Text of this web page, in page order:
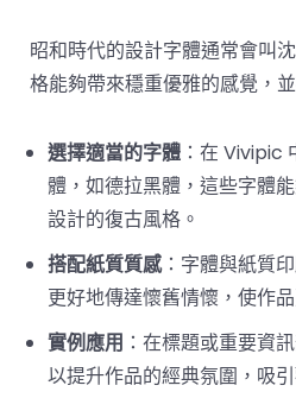
昭和時代的設計字體通常會叫
格能夠帶來穩重優雅的感覺，
選擇適當的字體 ：在 Vivipic
體，如德拉黑體，這些字體
設計的復古風格。
搭配紙質質感：字體與紙質
更好地傳達懷舊情懷，使作
實例應用 ：在標題或重要資
以提升作品的經典氛圍，吸